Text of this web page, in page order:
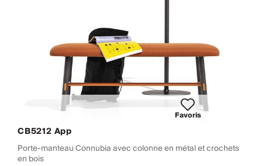
Favoris
CB5212 App
Porte-manteau Connubia avec colonne en métal et crochets
en bois